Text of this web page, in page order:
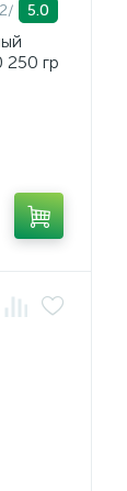
2/ 5.0
250 гр